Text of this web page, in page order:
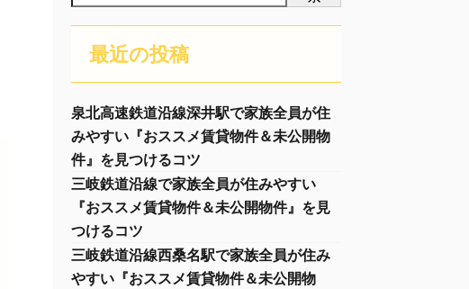
最近の投稿
泉北高速鉄道沿線深井駅で家族全員が住
みやすい『おススメ賃貸物件＆未公開物
件』を見つけるコツ
三岐鉄道沿線で家族全員が住みやすい
『おススメ賃貸物件＆未公開物件』を見
つけるコツ
三岐鉄道沿線西桑名駅で家族全員が住み
やすい『おススメ賃貸物件＆未公開物